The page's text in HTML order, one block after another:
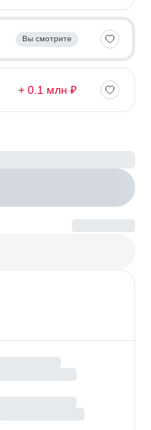
Вы смотрите
+ 0.1 млн ₽